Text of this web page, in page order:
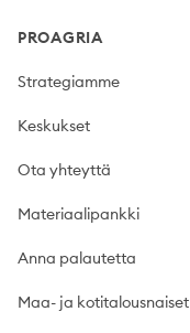
PROAGRIA
Strategiamme
Keskukset
Ota yhteyttä
Materiaalipankki
Anna palautetta
Maa- ja kotitalousnaiset